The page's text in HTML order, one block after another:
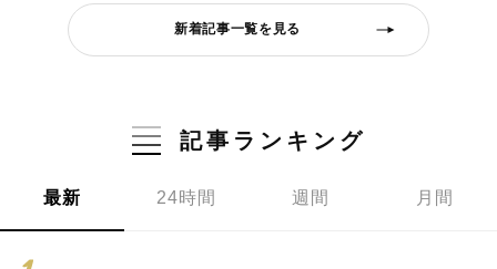
新着記事一覧を見る
記事ランキング
最新 24時間 週間 月間